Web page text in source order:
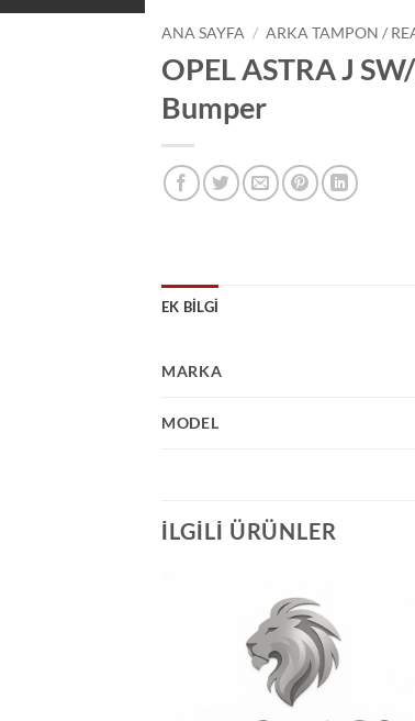
ANA SAYFA / ARKA TAMPON /
OPEL ASTRA J
Bumper
EK BILGI
MARKA
MODEL
İLGILI ÜRÜNLER